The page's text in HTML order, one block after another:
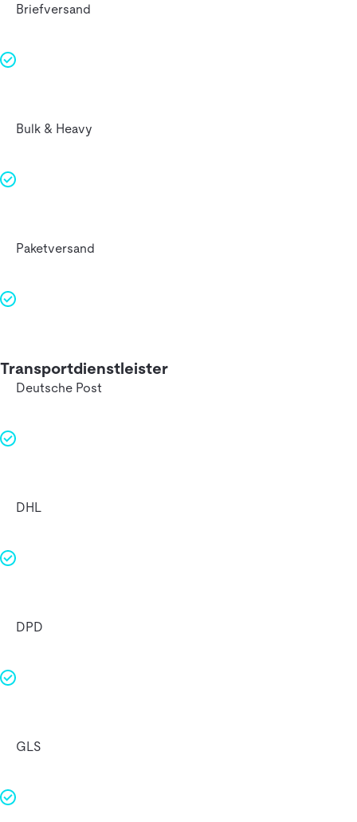
Briefversand
Bulk & Heavy
Paketversand
Transportdienstleister
Deutsche Post
DHL
DPD
GLS